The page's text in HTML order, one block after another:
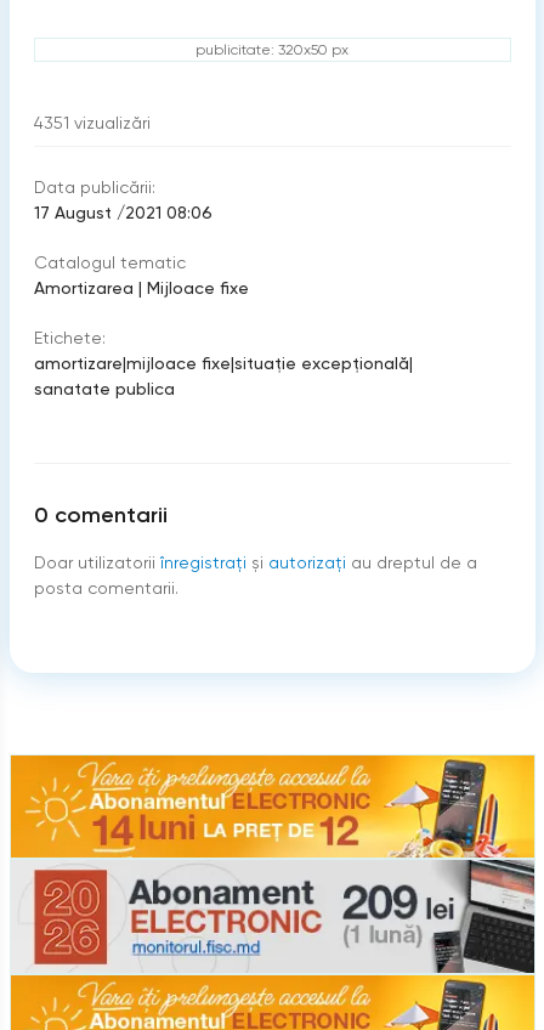
publicitate: 320x50 px
4351 vizualizări
Data publicării:
17 August /2021 08:06
Catalogul tematic
Amortizarea | Mijloace fixe
Etichete:
amortizare|mijloace fixe|situație excepțională|
sanatate publica
0 comentarii
Doar utilizatorii înregistraţi şi autorizați au dreptul de a
posta comentarii.